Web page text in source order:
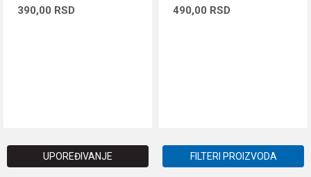
390,00 RSD 490,00 RSD
UPOREĐIVANJE FILTERI PROIZVODA